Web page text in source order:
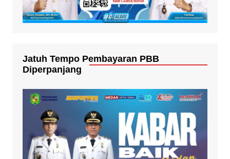
Jatuh Tempo Pembayaran PBB
Diperpanjang